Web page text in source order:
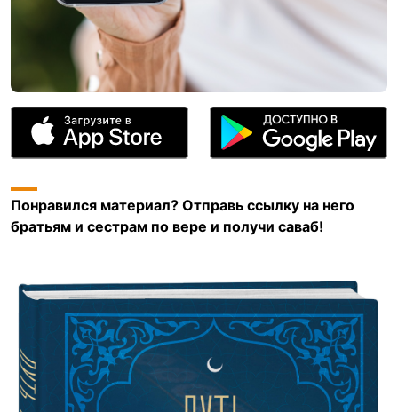
Понравился материал? Отправь ссылку на него
братьям и сестрам по вере и получи саваб!